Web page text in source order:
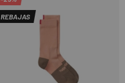
REBAJAS